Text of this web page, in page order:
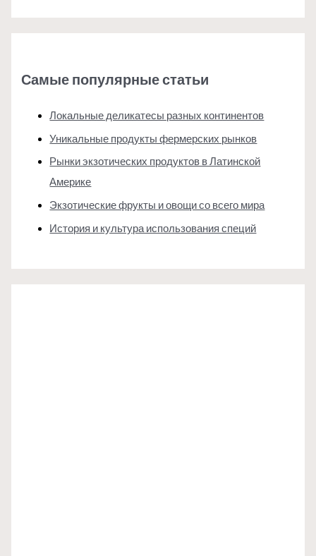
Самые популярные статьи
Локальные деликатесы разных континентов
Уникальные продукты фермерских рынков
Рынки экзотических продуктов в Латинской
Америке
Экзотические фрукты и овощи со всего мира
История и культура использования специй